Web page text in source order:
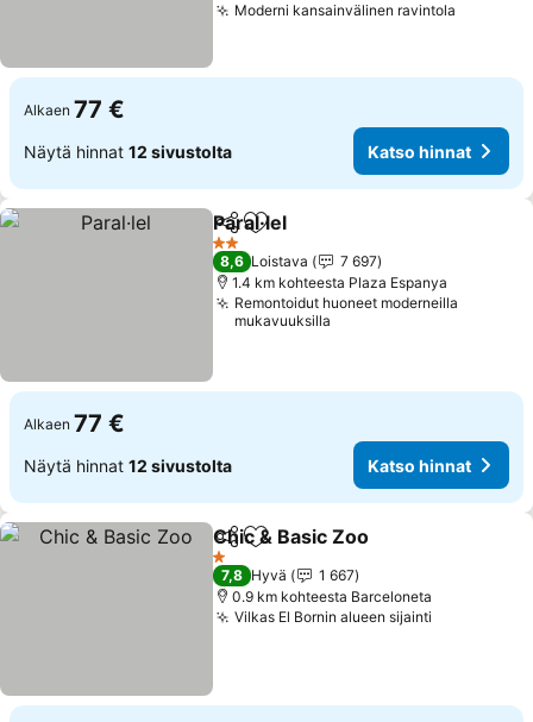
Moderni kansainvälinen ravintola
Alkaen 77 €
Näytä hinnat 12 sivustolta Katso hinnat
Jaa Lisää suosikkeihin
Paral·lel
2 Tähtiluokitus
8,6 Loistava
7 697
1.4 km kohteesta Plaza Espanya
Remontoidut huoneet moderneilla
mukavuuksilla
Alkaen 77 €
Näytä hinnat 12 sivustolta Katso hinnat
Jaa Lisää suosikkeihin
Chic & Basic Zoo
1 Tähtiluokitus
7,8 Hyvä
1 667
0.9 km kohteesta Barceloneta
Vilkas El Bornin alueen sijainti